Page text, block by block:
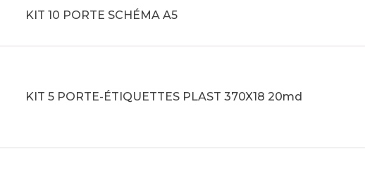
KIT 10 PORTE SCHÉMA A5
KIT 5 PORTE-ÉTIQUETTES PLAST 370X18 20md